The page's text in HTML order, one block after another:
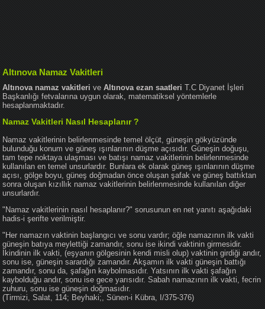
Altınova Namaz Vakitleri
Altınova namaz vakitleri veAltınova ezan saatleri T.C Diyanet İşleri
Başkanlığı fetvalarına uygun olarak, matematiksel yöntemlerle
hesaplanmaktadır.
Namaz Vakitleri Nasıl Hesaplanır ?
Namaz vakitlerinin belirlenmesinde temel ölçüt, güneşin gökyüzünde
bulunduğu konum ve güneş ışınlarının düşme açısıdır. Güneşin doğuşu,
tam tepe noktaya ulaşması ve batışı namaz vakitlerinin belirlenmesinde
kullanılan en temel unsurlardır. Bunlara ek olarak güneş ışınlarının düşme
açısı, gölge boyu, güneş doğmadan önce oluşan şafak ve güneş battıktan
sonra oluşan kızıllık namaz vakitlerinin belirlenmesinde kullanılan diğer
unsurlardır.
"Namaz vakitlerinin nasıl hesaplanır?" sorusunun en net yanıtı aşağıdaki
hadis-i şerifte verilmiştir.
"Her namazın vaktinin başlangıcı ve sonu vardır; öğle namazının ilk vakti
güneşin batıya meylettiği zamandır, sonu ise ikindi vaktinin girmesidir.
İkindinin ilk vakti, (eşyanın gölgesinin kendi misli olup) vaktinin girdiği andır,
sonu ise, güneşin sarardığı zamandır. Akşamın ilk vakti güneşin battığı
zamandır, sonu da, şafağın kaybolmasıdır. Yatsının ilk vakti şafağın
kaybolduğu andır, sonu ise gece yarısıdır. Sabah namazının ilk vakti, fecrin
zuhuru, sonu ise güneşin doğmasıdır.
(Tirmizi, Salat, 114; Beyhaki;, Sünen-i Kübra, I/375-376)